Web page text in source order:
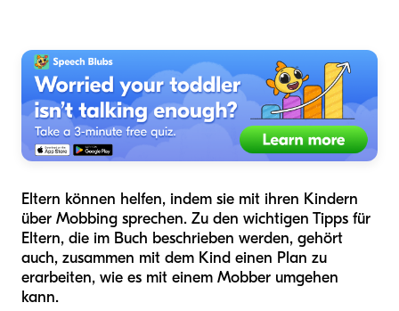
Eltern können helfen, indem sie mit ihren Kindern
über Mobbing sprechen. Zu den wichtigen Tipps für
Eltern, die im Buch beschrieben werden, gehört
auch, zusammen mit dem Kind einen Plan zu
erarbeiten, wie es mit einem Mobber umgehen
kann.